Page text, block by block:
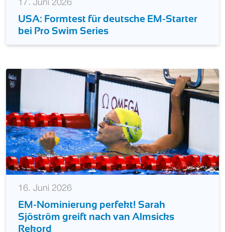
17. Juni 2026
USA: Formtest für deutsche EM-Starter
bei Pro Swim Series
16. Juni 2026
EM-Nominierung perfekt! Sarah
Sjöström greift nach van Almsicks
Rekord